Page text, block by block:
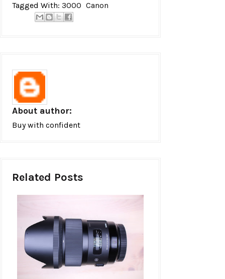
Tagged With: 3000 Canon
About author:
Buy with confident
Related Posts